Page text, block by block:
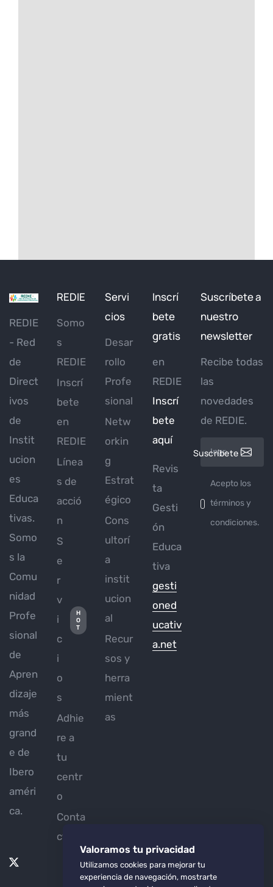
REDIE
- Red
de
Direct
ivos
de
Instit
ucion
es
Educa
tivas.
Somo
s la
Comu
nidad
Profe
sional
de
Apren
dizaje
más
grand
e de
Ibero
améri
ca.
REDIE
Somo
s
REDIE
Inscrí
bete
en
REDIE
Línea
s de
acció
n
S
e
r
v
i
c
i
o
s
H
O
T
Adhie
re a
tu
centr
o
Conta
cto
Servi
cios
Desar
rollo
Profe
sional
Netw
orkin
g
Estrat
égico
Cons
ultorí
a
instit
ucion
al
Recur
sos y
herra
mient
as
Inscrí
bete
gratis
en
REDIE
Inscrí
bete
aquí
Revis
ta
Gesti
ón
Educa
tiva
gesti
oned
ucativ
a.net
Suscríbete a
nuestro
newsletter
Recibe todas
las
novedades
de REDIE.
Suscríbete
Acepto los
términos y
condiciones.
Valoramos tu privacidad
Utilizamos cookies para mejorar tu
experiencia de navegación, mostrarte